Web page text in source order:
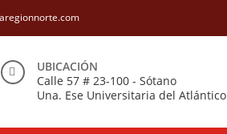
UBICACIÓN
Calle 57 # 23-100 - Sótano
Una. Ese Universitaria del Atlántico